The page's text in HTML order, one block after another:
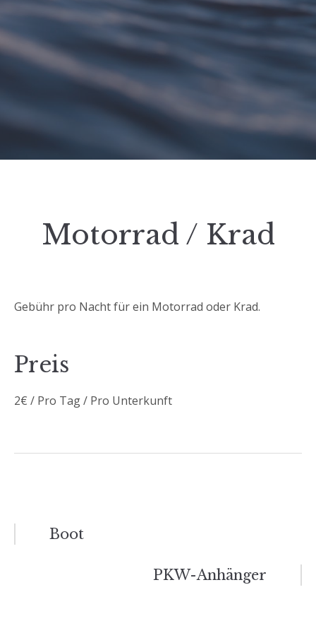
Motorrad / Krad
Gebühr pro Nacht für ein Motorrad oder Krad.
Preis
2€ / Pro Tag / Pro Unterkunft
Beitragsnavigation
Boot
PKW-Anhänger